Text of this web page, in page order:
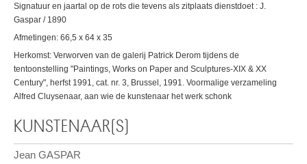
Signatuur en jaartal op de rots die tevens als zitplaats dienstdoet : J.
Gaspar / 1890
Afmetingen: 66,5 x 64 x 35
Herkomst: Verworven van de galerij Patrick Derom tijdens de
tentoonstelling "Paintings, Works on Paper and Sculptures-XIX & XX
Century", herfst 1991, cat. nr. 3, Brussel, 1991. Voormalige verzameling
Alfred Cluysenaar, aan wie de kunstenaar het werk schonk
KUNSTENAAR(S)
Jean GASPAR